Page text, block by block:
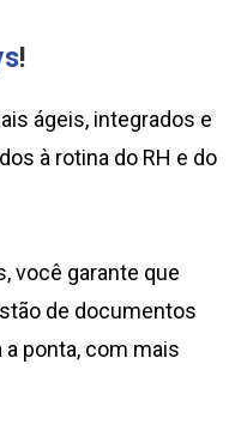
!
ágeis, integrados e
à rotina do RH e do
você garante que
de documentos
ponta, com mais